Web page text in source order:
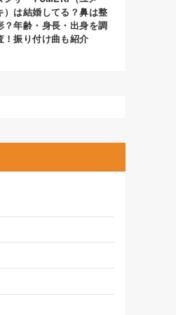
）は結婚してる？鼻は整
？年齢・身長・出身を調
！振り付け曲も紹介